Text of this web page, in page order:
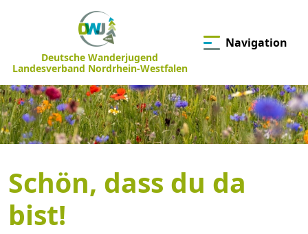
Deutsche Wanderjugend
Landesverband Nordrhein-Westfalen
Navigation
Schön, dass du da
bist!